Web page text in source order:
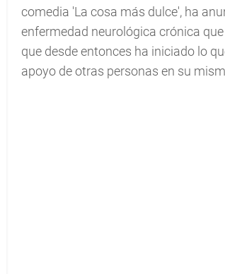
comedia 'La cosa más dulce', ha
enfermedad neurológica crónica
que desde entonces ha iniciado lo
apoyo de otras personas en su